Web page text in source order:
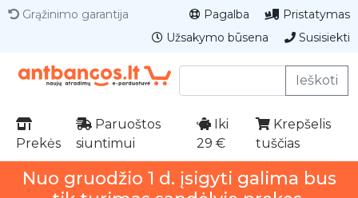
Grąžinimo garantija Pagalba
Pristatymas
Užsakymo būsena
Susisiekti
Ieškoti
Prekės
Paruoštos
siuntimui
Iki
29 €
Krepšelis
tuščias
Nuo gruodžio 1 d. įsigyti galima bus